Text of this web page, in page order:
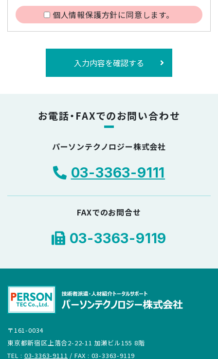
個人情報保護方針に同意します。
入力内容を確認する
お電話・FAXでのお問い合わせ
パーソンテクノロジー株式会社
03-3363-9111
FAXでのお問合せ
03-3363-9119
〒161-0034
東京都新宿区上落合2-22-11 加瀬ビル155 8階
TEL : 03-3363-9111 / FAX : 03-3363-9119